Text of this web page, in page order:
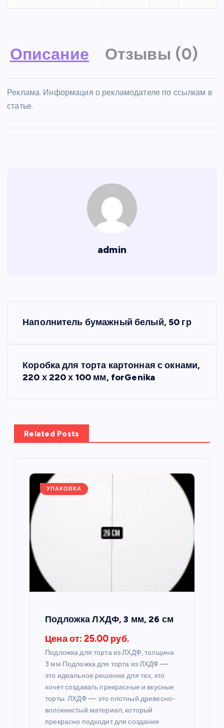
Описание Отзывы (0)
Реклама. Информация о рекламодателе по ссылкам в
статье.
admin
Наполнитель бумажный белый, 50 гр
Коробка для торта картонная с окнами,
220 х 220 х 100 мм, forGenika
Related Posts
УПАКОВКА
Подложка ЛХДФ, 3 мм, 26 см
Цена от: 25.00 руб.
Подложка для торта из ЛХДФ, толщина
3 мм Подложка для торта из ЛХДФ —
это идеальное решение для тех, кто
хочет создавать прекрасные и вкусные
торты. ЛХДФ — это плотный древесно-
волокнистый материал, который
прекрасно подходит для создания